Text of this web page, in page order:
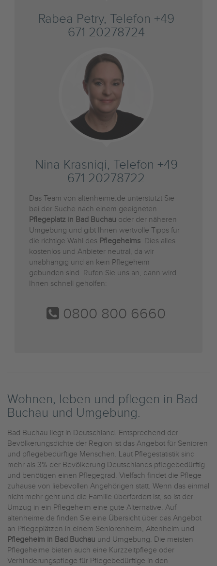
Rabea Petry, Telefon +49
671 20278724
Nina Krasniqi, Telefon +49
671 20278722
Das Team von altenheime.de unterstützt Sie
bei der Suche nach einem geeigneten
Pflegeplatz in Bad Buchau oder der näheren
Umgebung und gibt Ihnen wertvolle Tipps für
die richtige Wahl des Pflegeheims. Dies alles
kostenlos und Anbieter neutral, da wir
unabhängig und an kein Pflegeheim
gebunden sind. Rufen Sie uns an, dann wird
Ihnen schnell geholfen:
0800 800 6660
Wohnen, leben und pflegen in Bad
Buchau und Umgebung.
Bad Buchau liegt in Deutschland. Entsprechend der
Bevölkerungsdichte der Region ist das Angebot für Senioren
und pflegebedürftige Menschen. Laut Pflegestatistik sind
mehr als 3% der Bevölkerung Deutschlands pflegebedürftig
und benötigen einen Pflegegrad. Vielfach findet die Pflege
zuhause von liebevollen Angehörigen statt. Wenn das einmal
nicht mehr geht und die Familie überfordert ist, so ist der
Umzug in ein Pflegeheim eine gute Alternative. Auf
altenheime.de finden Sie eine Übersicht über das Angebot
an Pflegeplätzen in einem Seniorenheim, Altenheim und
Pflegeheim in Bad Buchau und Umgebung. Die meisten
Pflegeheime bieten auch eine Kurzzeitpflege oder
Verhinderungspflege für Pflegebedürftige in den